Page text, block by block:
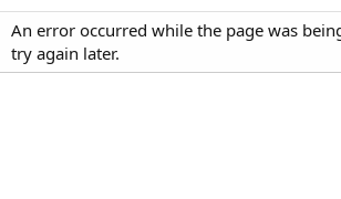
An error occurred while the page was
try again later.